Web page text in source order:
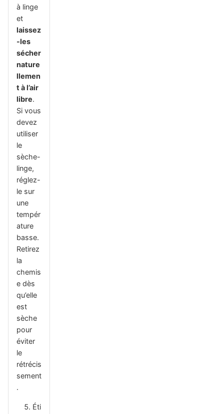
à linge
et
laissez
-les
sécher
nature
llemen
t à l’air
libre.
Si vous
devez
utiliser
le
sèche-
linge,
réglez-
le sur
une
tempér
ature
basse.
Retirez
la
chemis
e dès
qu’elle
est
sèche
pour
éviter
le
rétrécis
sement
.
Éti